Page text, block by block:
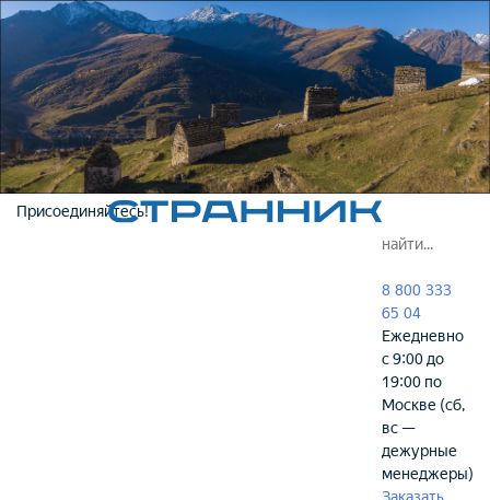
Присоединяйтесь!
8 800 333
65 04
Ежедневно
с 9:00 до
19:00 по
Москве (сб,
вс —
дежурные
менеджеры)
Заказать